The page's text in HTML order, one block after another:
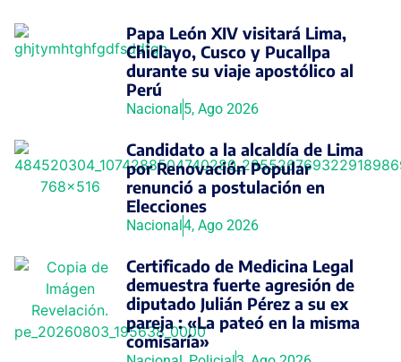
Papa León XIV visitará Lima,
Chiclayo, Cusco y Pucallpa
durante su viaje apostólico al
Perú
Nacional 5, Ago 2026
Candidato a la alcaldía de Lima
por Renovación Popular
renunció a postulación en
Elecciones
Nacional 4, Ago 2026
Certificado de Medicina Legal
demuestra fuerte agresión de
diputado Julián Pérez a su ex
pareja : «La pateó en la misma
comisaría»